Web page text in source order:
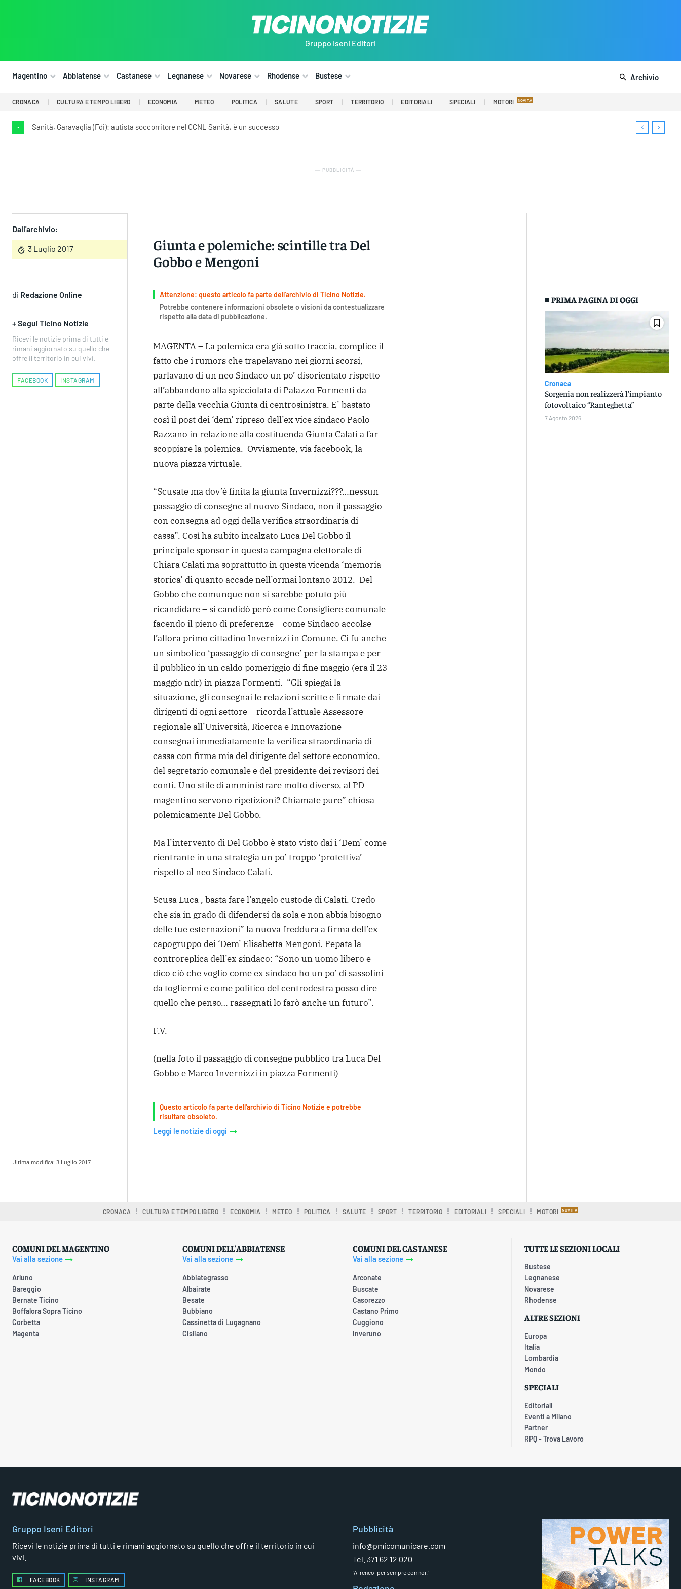
Gruppo Iseni Editori
Magentino Abbiatense Castanese Legnanese Novarese Rhodense Bustese Archivio
CRONACA CULTURA E TEMPO LIBERO ECONOMIA METEO POLITICA SALUTE SPORT TERRITORIO EDITORIALI SPECIALI MOTORI
• Sanità, Garavaglia (Fdi): autista soccorritore nel CCNL Sanità, è un successo
― PUBBLICITÀ ―
Dall'archivio:
3 Luglio 2017
Giunta e polemiche: scintille tra Del
Gobbo e Mengoni
di Redazione Online
+ Segui Ticino Notizie
Ricevi le notizie prima di tutti e
rimani aggiornato su quello che
offre il territorio in cui vivi.
FACEBOOK INSTAGRAM
Attenzione: questo articolo fa parte dell'archivio di Ticino Notizie.
Potrebbe contenere informazioni obsolete o visioni da contestualizzare
rispetto alla data di pubblicazione.
MAGENTA – La polemica era già sotto traccia, complice il
fatto che i rumors che trapelavano nei giorni scorsi,
parlavano di un neo Sindaco un po’ disorientato rispetto
all’abbandono alla spicciolata di Palazzo Formenti da
parte della vecchia Giunta di centrosinistra. E’ bastato
così il post dei ‘dem’ ripreso dell’ex vice sindaco Paolo
Razzano in relazione alla costituenda Giunta Calati a far
scoppiare la polemica. Ovviamente, via facebook, la
nuova piazza virtuale.
“Scusate ma dov’è finita la giunta Invernizzi???…nessun
passaggio di consegne al nuovo Sindaco, non il passaggio
con consegna ad oggi della verifica straordinaria di
cassa”. Così ha subito incalzato Luca Del Gobbo il
principale sponsor in questa campagna elettorale di
Chiara Calati ma soprattutto in questa vicenda ‘memoria
storica’ di quanto accade nell’ormai lontano 2012. Del
Gobbo che comunque non si sarebbe potuto più
ricandidare – si candidò però come Consigliere comunale
facendo il pieno di preferenze – come Sindaco accolse
l’allora primo cittadino Invernizzi in Comune. Ci fu anche
un simbolico ‘passaggio di consegne’ per la stampa e per
il pubblico in un caldo pomeriggio di fine maggio (era il 23
maggio ndr) in piazza Formenti. “Gli spiegai la
situazione, gli consegnai le relazioni scritte e firmate dai
dirigenti di ogni settore – ricorda l’attuale Assessore
regionale all’Università, Ricerca e Innovazione –
consegnai immediatamente la verifica straordinaria di
cassa con firma mia del dirigente del settore economico,
del segretario comunale e del presidente dei revisori dei
conti. Uno stile di amministrare molto diverso, al PD
magentino servono ripetizioni? Chiamate pure” chiosa
polemicamente Del Gobbo.
Ma l’intervento di Del Gobbo è stato visto dai i ‘Dem’ come
rientrante in una strategia un po’ troppo ‘protettiva’
rispetto al neo Sindaco Calati.
Scusa Luca , basta fare l’angelo custode di Calati. Credo
che sia in grado di difendersi da sola e non abbia bisogno
delle tue esternazioni” la nuova freddura a firma dell’ex
capogruppo dei ‘Dem’ Elisabetta Mengoni. Pepata la
controreplica dell’ex sindaco: “Sono un uomo libero e
dico ciò che voglio come ex sindaco ho un po’ di sassolini
da togliermi e come politico del centrodestra posso dire
quello che penso… rassegnati lo farò anche un futuro”.
F.V.
(nella foto il passaggio di consegne pubblico tra Luca Del
Gobbo e Marco Invernizzi in piazza Formenti)
Questo articolo fa parte dell'archivio di Ticino Notizie e potrebbe
risultare obsoleto.
Leggi le notizie di oggi
■ PRIMA PAGINA DI OGGI
Cronaca
Sorgenia non realizzerà l’impianto
fotovoltaico “Ranteghetta”
7 Agosto 2026
Ultima modifica: 3 Luglio 2017
CRONACA CULTURA E TEMPO LIBERO ECONOMIA METEO POLITICA SALUTE SPORT TERRITORIO EDITORIALI SPECIALI MOTORI
COMUNI DEL MAGENTINO
Vai alla sezione
Arluno
Bareggio
Bernate Ticino
Boffalora Sopra Ticino
Corbetta
Magenta
COMUNI DELL'ABBIATENSE
Vai alla sezione
Abbiategrasso
Albairate
Besate
Bubbiano
Cassinetta di Lugagnano
Cisliano
COMUNI DEL CASTANESE
Vai alla sezione
Arconate
Buscate
Casorezzo
Castano Primo
Cuggiono
Inveruno
TUTTE LE SEZIONI LOCALI
Bustese
Legnanese
Novarese
Rhodense
ALTRE SEZIONI
Europa
Italia
Lombardia
Mondo
SPECIALI
Editoriali
Eventi a Milano
Partner
RPQ - Trova Lavoro
Gruppo Iseni Editori
Ricevi le notizie prima di tutti e rimani aggiornato su quello che offre il territorio in cui
vivi.
FACEBOOK INSTAGRAM
Pubblicità
info@pmicomunicare.com
Tel. 371 62 12 020
"A Ireneo, per sempre con noi."